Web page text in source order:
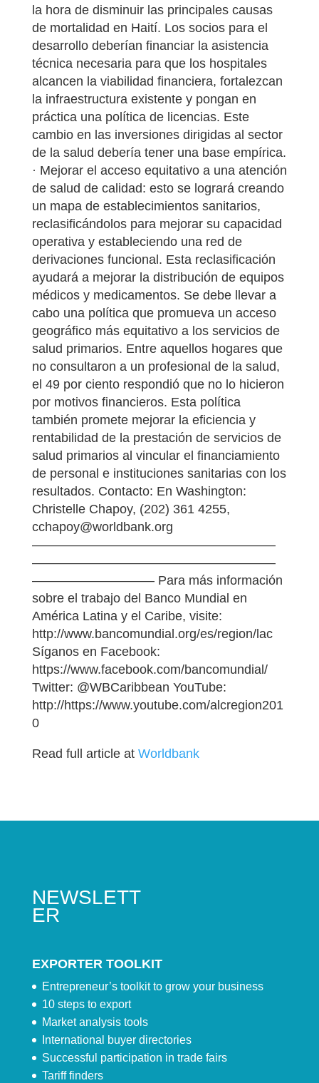
la hora de disminuir las principales causas
de mortalidad en Haití. Los socios para el
desarrollo deberían financiar la asistencia
técnica necesaria para que los hospitales
alcancen la viabilidad financiera, fortalezcan
la infraestructura existente y pongan en
práctica una política de licencias. Este
cambio en las inversiones dirigidas al sector
de la salud debería tener una base empírica.
· Mejorar el acceso equitativo a una atención
de salud de calidad: esto se logrará creando
un mapa de establecimientos sanitarios,
reclasificándolos para mejorar su capacidad
operativa y estableciendo una red de
derivaciones funcional. Esta reclasificación
ayudará a mejorar la distribución de equipos
médicos y medicamentos. Se debe llevar a
cabo una política que promueva un acceso
geográfico más equitativo a los servicios de
salud primarios. Entre aquellos hogares que
no consultaron a un profesional de la salud,
el 49 por ciento respondió que no lo hicieron
por motivos financieros. Esta política
también promete mejorar la eficiencia y
rentabilidad de la prestación de servicios de
salud primarios al vincular el financiamiento
de personal e instituciones sanitarias con los
resultados. Contacto: En Washington:
Christelle Chapoy, (202) 361 4255,
cchapoy@worldbank.org
———————————————————
———————————————————
—————————– Para más información
sobre el trabajo del Banco Mundial en
América Latina y el Caribe, visite:
http://www.bancomundial.org/es/region/lac
Síganos en Facebook:
https://www.facebook.com/bancomundial/
Twitter: @WBCaribbean YouTube:
http://https://www.youtube.com/alcregion201
0
Read full article at Worldbank
NEWSLETT
ER
EXPORTER TOOLKIT
Entrepreneur’s toolkit to grow your business
10 steps to export
Market analysis tools
International buyer directories
Successful participation in trade fairs
Tariff finders